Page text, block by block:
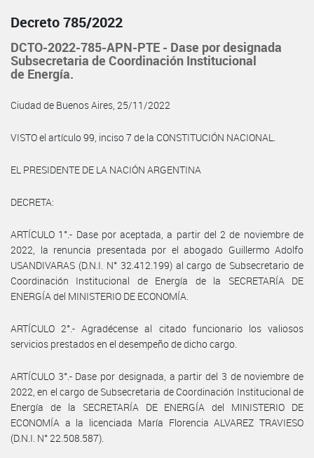
Decreto 785/2022
DCTO-2022-785-APN-PTE - Dase por designada
Subsecretaria de Coordinación Institucional
de Energía.
Ciudad de Buenos Aires, 25/11/2022
VISTO el artículo 99, inciso 7 de la CONSTITUCIÓN NACIONAL.
EL PRESIDENTE DE LA NACIÓN ARGENTINA
DECRETA:
ARTÍCULO 1°.- Dase por aceptada, a partir del 2 de noviembre de
2022, la renuncia presentada por el abogado Guillermo Adolfo
USANDIVARAS (D.N.I. N° 32.412.199) al cargo de Subsecretario de
Coordinación Institucional de Energía de la SECRETARÍA DE
ENERGÍA del MINISTERIO DE ECONOMÍA.
ARTÍCULO 2°.- Agradécense al citado funcionario los valiosos
servicios prestados en el desempeño de dicho cargo.
ARTÍCULO 3°.- Dase por designada, a partir del 3 de noviembre de
2022, en el cargo de Subsecretaria de Coordinación Institucional de
Energía de la SECRETARÍA DE ENERGÍA del MINISTERIO DE
ECONOMÍA a la licenciada María Florencia ALVAREZ TRAVIESO
(D.N.I. N° 22.508.587).